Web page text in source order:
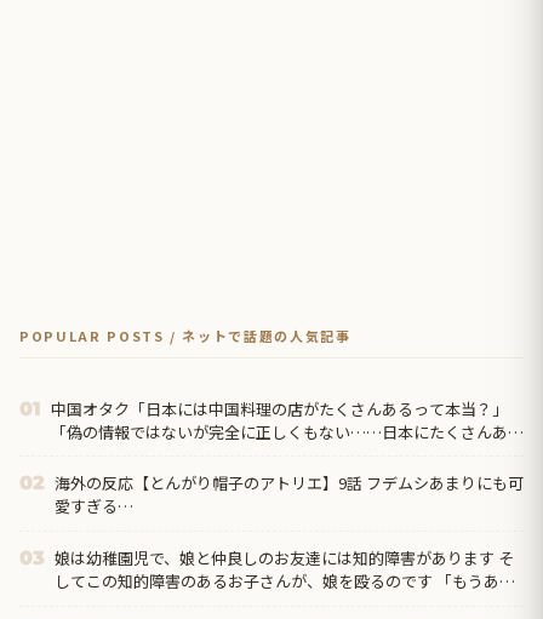
POPULAR POSTS / ネットで話題の人気記事
01 中国オタク「日本には中国料理の店がたくさんあるって本当？」
「偽の情報ではないが完全に正しくもない……日本にたくさんある
02 海外の反応【とんがり帽子のアトリエ】9話 フデムシあまりにも可
愛すぎる…
03 娘は幼稚園児で、娘と仲良しのお友達には知的障害があります そ
してこの知的障害のあるお子さんが、娘を殴るのです 「もうあの